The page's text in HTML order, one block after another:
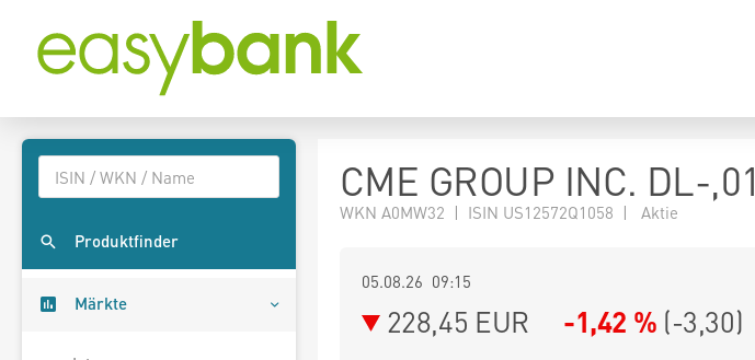
Produktfinder
Märkte
CME GROUP INC. DL-,01
WKN A0MW32 | ISIN US12572Q1058 | Aktie
05.08.26 09:15
228,45 EUR -1,42 % (-3,30)